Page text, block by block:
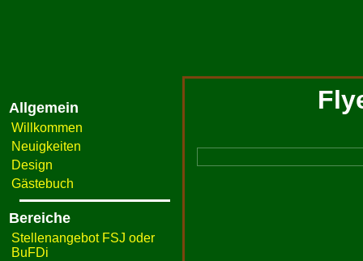
Allgemein
Willkommen
Neuigkeiten
Design
Gästebuch
Bereiche
Stellenangebot FSJ oder
BuFDi